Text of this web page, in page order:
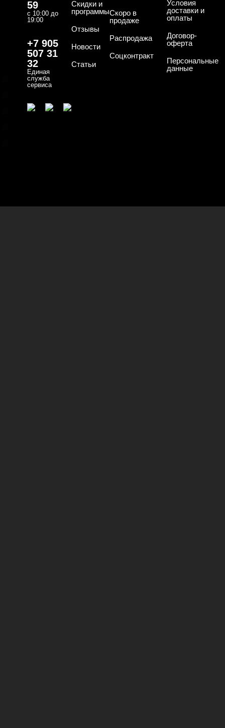
Cвернуть
База
База жесткая
59
с 10:00 до
19:00
+7 905
507 31
32
Единая
служба
сервиса
Скидки и
программы
Отзывы
Новости
Статьи
Скоро в
продаже
Распродажа
Соцконтракт
Условия
доставки и
оплаты
Договор-
оферта
Персональные
данные